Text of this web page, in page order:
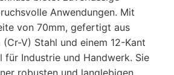
Anwendungen. Mit
von 70mm, gefertigt aus
V) Stahl und einem 12-Kant
für Industrie und Handwerk. Sie